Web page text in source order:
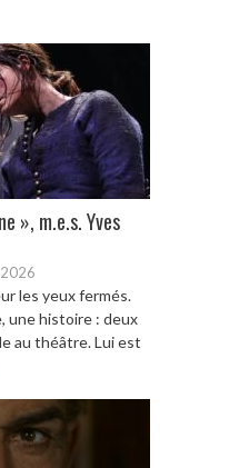
», m.e.s. Yves
les yeux fermés.
une histoire : deux
au théâtre. Lui est